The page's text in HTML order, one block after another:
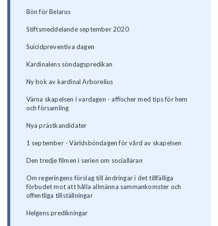
Bön för Belarus
Stiftsmeddelande september 2020
Suicidpreventiva dagen
Kardinalens söndagspredikan
Ny bok av kardinal Arborelius
Värna skapelsen i vardagen - affischer med tips för hem
och församling
Nya prästkandidater
1 september - Världsböndagen för vård av skapelsen
Den tredje filmen i serien om socialläran
Om regeringens förslag till ändringar i det tillfälliga
förbudet mot att hålla allmänna sammankomster och
offentliga tillställningar
Helgens predikningar